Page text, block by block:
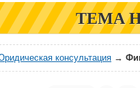
ТЕМА
консультация →